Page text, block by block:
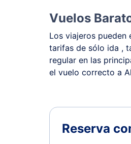
Vuelos
Los viajeros pueden
tarifas de sólo ida ,
regular en las
el vuelo correcto a
Reserva